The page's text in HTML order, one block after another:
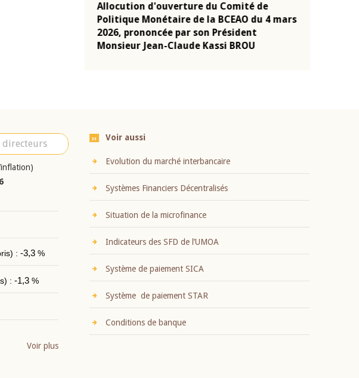
Allocution d'ouverture du Comité de
Politique Monétaire de la BCEAO du 4 mars
2026, prononcée par son Président
Monsieur Jean-Claude Kassi BROU
directeurs
: -3,3%
: -1,3%
Voir plus
Voir aussi
Evolution du marché interbancaire
Systèmes Financiers Décentralisés
Situation de la microfinance
Indicateurs des SFD de l’UMOA
Système de paiement SICA
Système de paiement STAR
Conditions de banque